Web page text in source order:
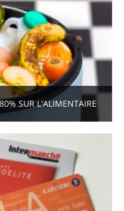
SUR L'ALIMENTAIRE